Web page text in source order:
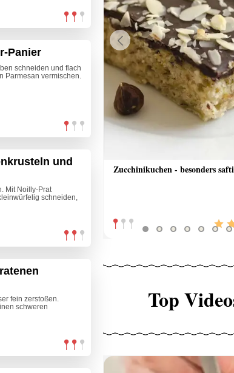
Panier
schneiden und flach
Parmesan vermischen.
und
Mit Noilly-Prat
schneiden,
fein zerstoßen.
schweren
Zucchinikuchen - besonders
Previous
Top